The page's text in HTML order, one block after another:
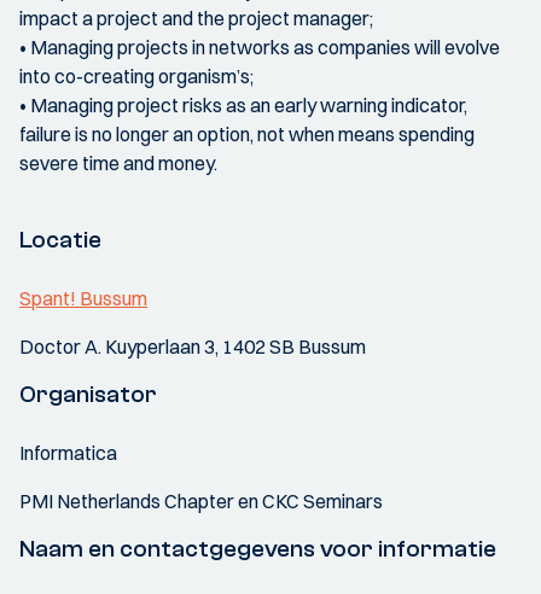
impact a project and the project manager;
• Managing projects in networks as companies will evolve
into co-creating organism’s;
• Managing project risks as an early warning indicator,
failure is no longer an option, not when means spending
severe time and money.
Locatie
Spant! Bussum
Doctor A. Kuyperlaan 3, 1402 SB Bussum
Organisator
Informatica
PMI Netherlands Chapter en CKC Seminars
Naam en contactgegevens voor informatie